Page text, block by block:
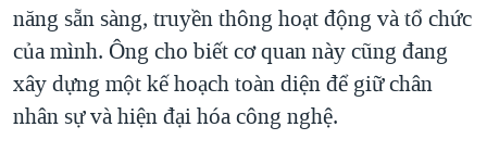
năng sẵn sàng, truyền thông hoạt động và tổ chức
của mình. Ông cho biết cơ quan này cũng đang
xây dựng một kế hoạch toàn diện để giữ chân
nhân sự và hiện đại hóa công nghệ.